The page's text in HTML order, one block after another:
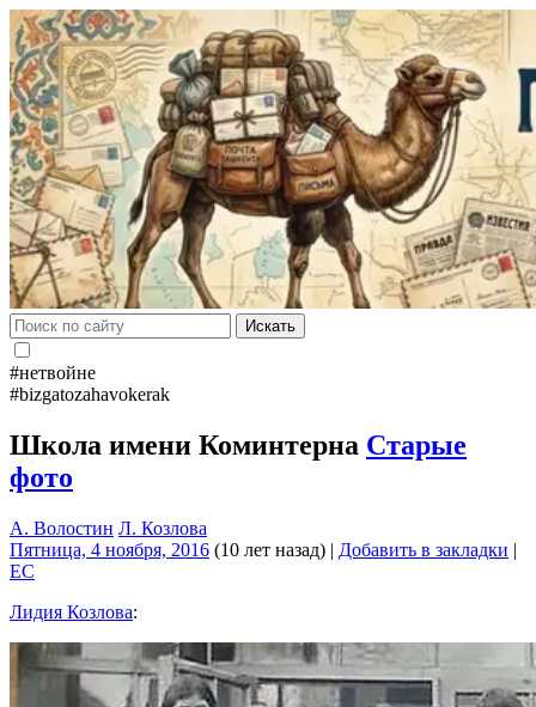
Искать
#нетвойне
#bizgatozahavokerak
Школа имени Коминтерна Старые
фото
А. Волостин Л. Козлова
Пятница, 4 ноября, 2016 (10 лет назад) | Добавить в закладки |
EC
Лидия Козлова: